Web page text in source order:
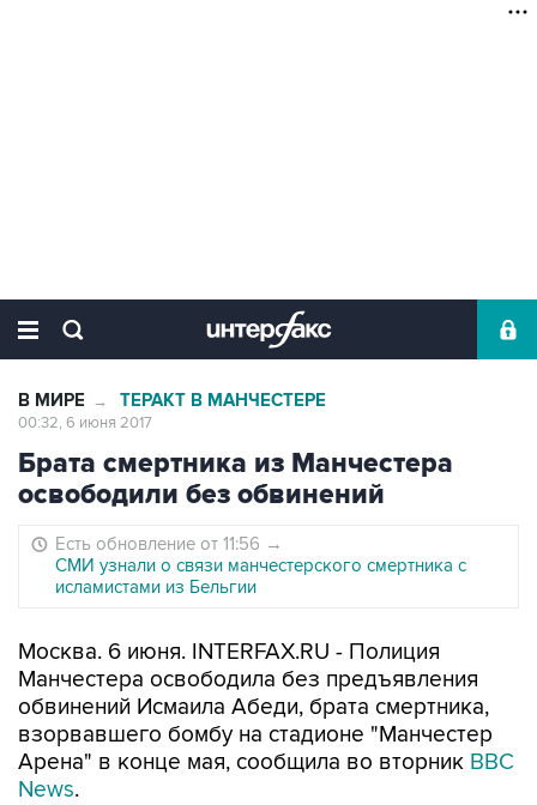
В МИРЕ → ТЕРАКТ В МАНЧЕСТЕРЕ
00:32, 6 июня 2017
Брата смертника из Манчестера
освободили без обвинений
Есть обновление от 11:56 →
СМИ узнали о связи манчестерского смертника с
исламистами из Бельгии
Москва. 6 июня. INTERFAX.RU - Полиция
Манчестера освободила без предъявления
обвинений Исмаила Абеди, брата смертника,
взорвавшего бомбу на стадионе "Манчестер
Арена" в конце мая, сообщила во вторник BBC
News.